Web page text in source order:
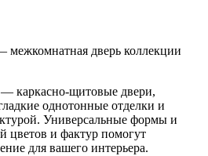
межкомнатная дверь коллекции
— каркасно-щитовые двери,
однотонные отделки и
Универсальные формы и
цветов и фактур помогут
для вашего интерьера.